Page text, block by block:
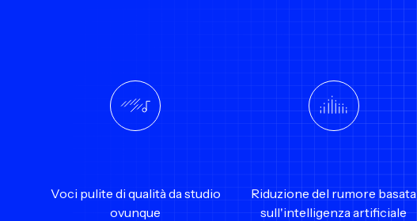
Voci pulite di qualità da studio
ovunque
Riduzione del rumore basata
sull'intelligenza artificiale